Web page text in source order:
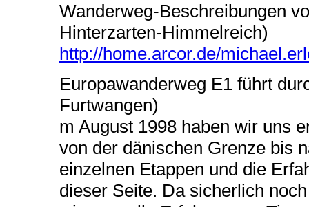
Wanderweg-Beschreibungen
Hinterzarten-Himmelreich)
http://home.arcor.de/
Europawanderweg E1 führt
Furtwangen)
m August 1998 haben wir uns
von der dänischen Grenze bis
einzelnen Etappen und die
dieser Seite. Da sicherlich